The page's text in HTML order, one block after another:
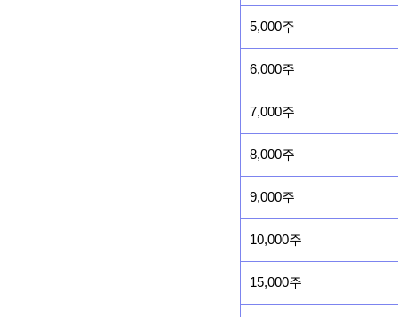
5,000주
6,000주
7,000주
8,000주
9,000주
10,000주
15,000주